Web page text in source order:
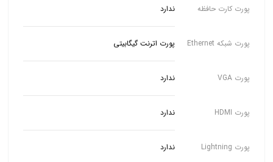
پورت کارت حافظه ندارد
پورت شبکه Ethernet پورت اترنت گیگابیتی
پورت VGA ندارد
پورت HDMI ندارد
پورت Lightning ندارد